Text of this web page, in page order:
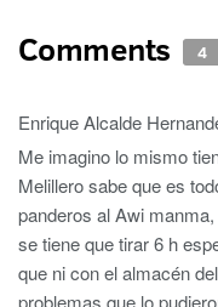
Comments 4
Enrique Alcalde
Me imagino lo mismo
Melillero sabe que es
panderos al Awi
se tiene que tirar 6 h
que ni con el almacén
problemas que lo